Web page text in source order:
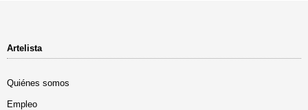
Artelista
Quiénes somos
Empleo